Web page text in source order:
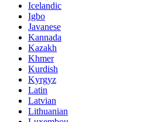
Icelandic
Igbo
Javanese
Kannada
Kazakh
Khmer
Kurdish
Kyrgyz
Latin
Latvian
Lithuanian